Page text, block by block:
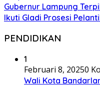
Gubernur Lampung
Ikuti Gladi Prosesi
PENDIDIKAN
1
Februari 8, 20250
Wali Kota